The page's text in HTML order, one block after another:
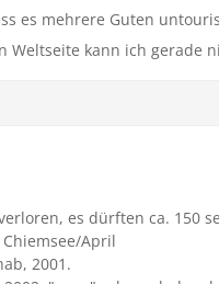
es mehrere Guten
Weltseite kann ich gerade
es dürften ca. 150
April
2001.